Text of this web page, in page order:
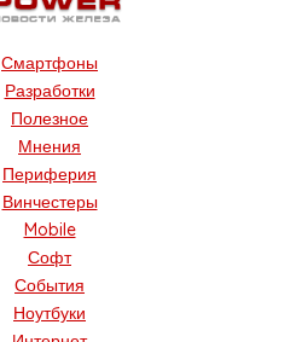
Смартфоны
Разработки
Полезное
Мнения
Периферия
Винчестеры
Mobile
Софт
События
Ноутбуки